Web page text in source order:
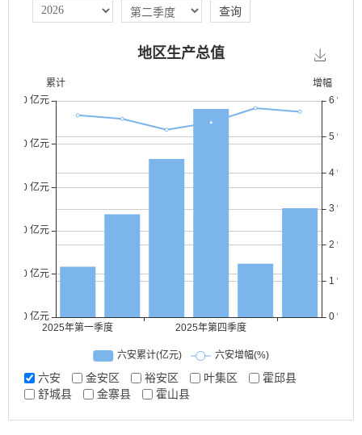
六安 金安区 裕安区 叶集区
霍邱县
舒城县
金寨县 霍山县